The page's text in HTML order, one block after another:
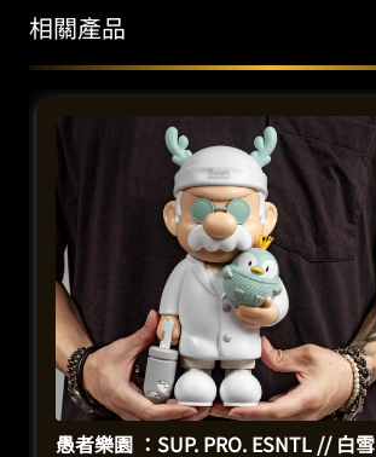
相關產品
愚者樂園 ：SUP. PRO. ESNTL // 白雪